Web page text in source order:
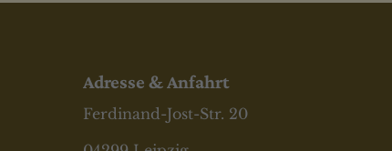
Adresse & Anfahrt
Ferdinand-Jost-Str. 20